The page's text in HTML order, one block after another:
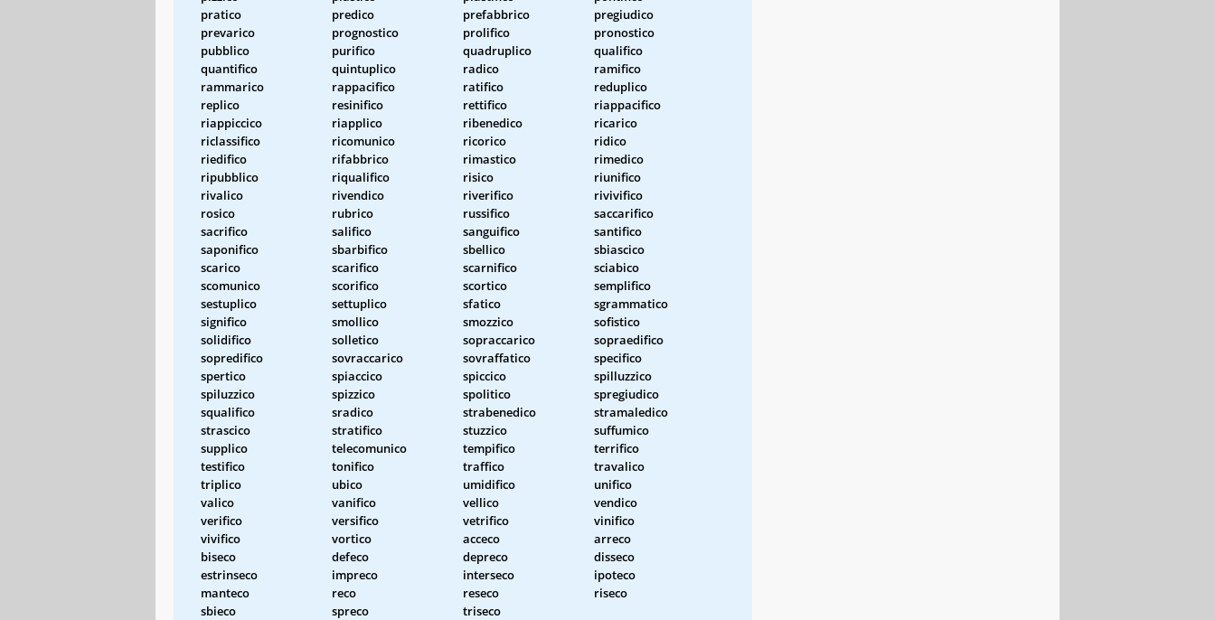
pratico
predico prefabbrico
pregiudico
prevarico
prognostico prolifico
pronostico
pubblico
purifico quadruplico
qualifico
quantifico
quintuplico radico
ramifico
rammarico
rappacifico ratifico
reduplico
replico
resinifico rettifico
riappacifico
riappiccico
riapplico ribenedico
ricarico
riclassifico
ricomunico ricorico
ridico
riedifico
rifabbrico rimastico
rimedico
ripubblico
riqualifico risico
riunifico
rivalico
rivendico riverifico
rivivifico
rosico
rubrico russifico
saccarifico
sacrifico
salifico sanguifico
santifico
saponifico
sbarbifico sbellico
sbiascico
scarico
scarifico scarnifico
sciabico
scomunico
scorifico scortico
semplifico
sestuplico
settuplico sfatico
sgrammatico
significo
smollico smozzico
sofistico
solidifico
solletico sopraccarico
sopraedifico
sopredifico
sovraccarico sovraffatico
specifico
spertico
spiaccico spiccico
spilluzzico
spiluzzico
spizzico spolitico
spregiudico
squalifico
sradico strabenedico
stramaledico
strascico
stratifico stuzzico
suffumico
supplico
telecomunico tempifico
terrifico
testifico
tonifico traffico
travalico
triplico
ubico umidifico
unifico
valico
vanifico vellico
vendico
verifico
versifico vetrifico
vinifico
vivifico
vortico acceco
arreco
biseco
defeco depreco
disseco
estrinseco
impreco interseco
ipoteco
manteco
reco reseco
riseco
sbieco
spreco triseco